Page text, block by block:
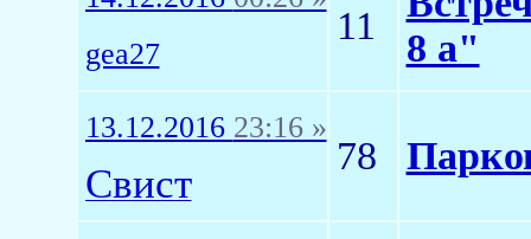
gea27
11
8 а"
13.12.2016 23:16 »
Свист
78